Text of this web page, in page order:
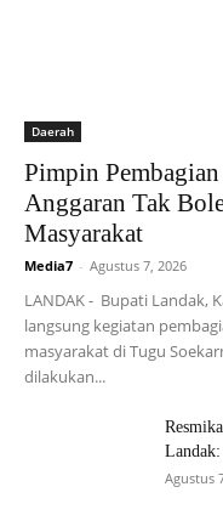
Daerah
Pimpin
Anggaran Tak
Masyarakat
Media7 - Agustus 7, 2026
LANDAK - Bupati Landak,
langsung kegiatan
masyarakat di Tugu
dilakukan...
Landak:
Agustus